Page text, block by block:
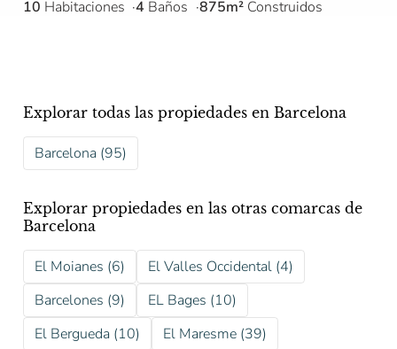
10 Habitaciones 4 Baños 875m² Construidos
Explorar todas las propiedades en Barcelona
Barcelona (95)
Explorar propiedades en las otras comarcas de
Barcelona
El Moianes (6)
El Valles Occidental (4)
Barcelones (9)
EL Bages (10)
El Bergueda (10)
El Maresme (39)